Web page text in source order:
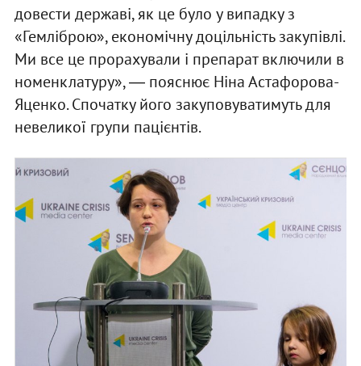
довести державі, як це було у випадку з
«Гемліброю», економічну доцільність закупівлі.
Ми все це прорахували і препарат включили в
номенклатуру», ― пояснює Ніна Астафорова-
Яценко. Спочатку його закуповуватимуть для
невеликої групи пацієнтів.